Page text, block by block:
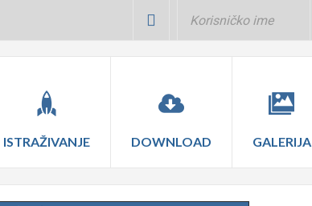
ISTRAŽIVANJE DOWNLOAD GALERIJA